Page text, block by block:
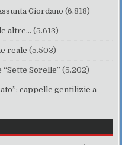
Giordano (6.818)
altre… (5.613)
reale (5.503)
“Sette Sorelle” (5.202)
cappelle gentilizie a